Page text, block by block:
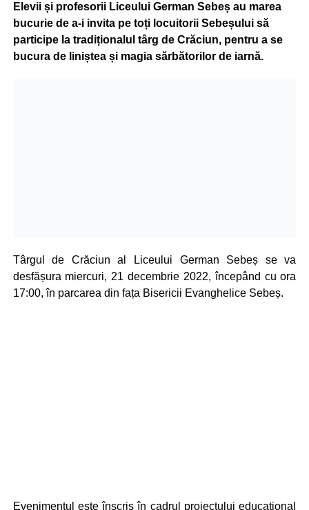
Elevii și profesorii Liceului German Sebeș au marea
bucurie de a-i invita pe toți locuitorii Sebeșului să
participe la tradiționalul târg de Crăciun, pentru a se
bucura de liniștea și magia sărbătorilor de iarnă.
Târgul de Crăciun al Liceului German Sebeș se va
desfășura miercuri, 21 decembrie 2022, începând cu ora
17:00, în parcarea din fața Bisericii Evanghelice Sebeș.
Evenimentul este înscris în cadrul proiectului educațional